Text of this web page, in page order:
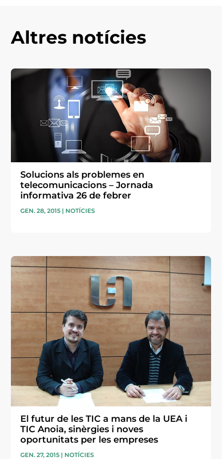
Altres notícies
Solucions als problemes en
telecomunicacions – Jornada
informativa 26 de febrer
GEN. 28, 2015 | NOTÍCIES
El futur de les TIC a mans de la UEA i
TIC Anoia, sinèrgies i noves
oportunitats per les empreses
GEN. 27, 2015 | NOTÍCIES